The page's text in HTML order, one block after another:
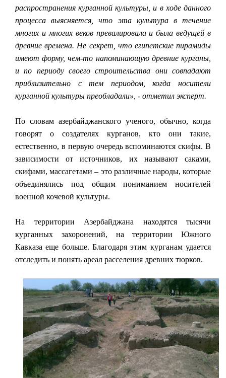
распространения курганной культуры, и в ходе данного
процесса выясняется, что эта культура в течение
многих и многих веков превалировала и была ведущей в
древние времена. Не секрет, что египетские пирамиды
имеют форму, чем-то напоминающую древние курганы,
и по периоду своего строительства они совпадают
приблизительно с тем периодом, когда носители
курганной культуры преобладали», - отметил эксперт.
По словам азербайджанского ученого, обычно, когда
говорят о создателях курганов, кто они такие,
естественно, в первую очередь вспоминаются скифы. В
зависимости от источников, их называют саками,
скифами, массагетами – это различные народы, которые
объединялись под общим пониманием носителей
военной кочевой культуры.
На территории Азербайджана находятся тысячи
курганных захоронений, на территории Южного
Кавказа еще больше. Благодаря этим курганам удается
отследить и понять ареал расселения древних тюрков.